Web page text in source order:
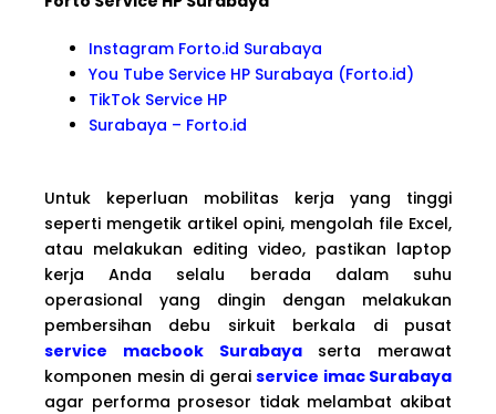
Instagram Forto.id Surabaya
You Tube Service HP Surabaya (Forto.id)
TikTok Service HP
Surabaya – Forto.id
Untuk keperluan mobilitas kerja yang tinggi
seperti mengetik artikel opini, mengolah file Excel,
atau melakukan editing video, pastikan laptop
kerja Anda selalu berada dalam suhu
operasional yang dingin dengan melakukan
pembersihan debu sirkuit berkala di pusat
service macbook Surabayaserta merawat
komponen mesin di gerai service imac Surabaya
agar performa prosesor tidak melambat akibat